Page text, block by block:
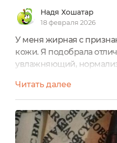
Надя Хошатар
18 февраля 2026
У меня жирная с
кожи. Я подобрала
увлажняющий,
Кавказской природы.
Стеклянный флакон с
дозирующим
но при этом легкая
гиалуроновой кислоты в
Читать далее